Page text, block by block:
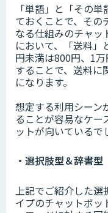
「単語」と「その
ておくことで、その
なる仕組みのチャッ
において、「送料」
円未満は800円、1
することで、送料に
になります。
想定する利用シーン
ることが容易なケー
ットが向いているで
・選択肢型＆辞書型
上記でご紹介した
イプのチャットボッ